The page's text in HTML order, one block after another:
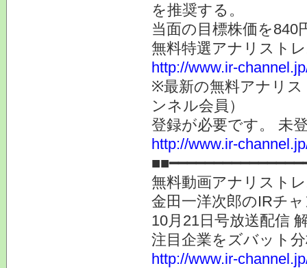
を推奨する。
当面の目標株価を840
無料特選アナリスト
http://www.ir-
※最新の無料アナリ
ンネル会員）
登録が必要です。 未
http://www.ir-
無料動画アナリスト
金田一洋次郎のIRチ
10月21日号放送配信
注目企業をズバット
http://www.ir-